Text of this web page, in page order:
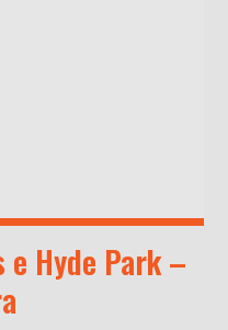
e Hyde Park –